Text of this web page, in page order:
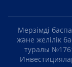
Мерзімді
және желілік
туралы